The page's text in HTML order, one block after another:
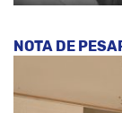
NOTA DE